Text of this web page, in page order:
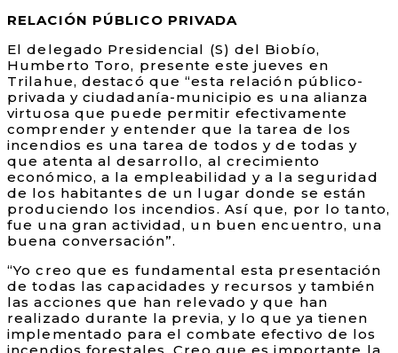
RELACIÓN PÚBLICO PRIVADA
El delegado Presidencial (S) del Biobío,
Humberto Toro, presente este jueves en
Trilahue, destacó que “esta relación público-
privada y ciudadanía-municipio es una alianza
virtuosa que puede permitir efectivamente
comprender y entender que la tarea de los
incendios es una tarea de todos y de todas y
que atenta al desarrollo, al crecimiento
económico, a la empleabilidad y a la seguridad
de los habitantes de un lugar donde se están
produciendo los incendios. Así que, por lo tanto,
fue una gran actividad, un buen encuentro, una
buena conversación”.
“Yo creo que es fundamental esta presentación
de todas las capacidades y recursos y también
las acciones que han relevado y que han
realizado durante la previa, y lo que ya tienen
implementado para el combate efectivo de los
incendios forestales. Creo que es importante la